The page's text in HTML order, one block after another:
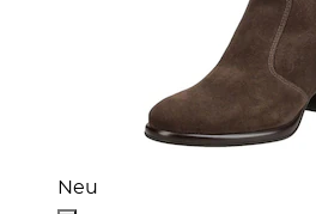
Neu